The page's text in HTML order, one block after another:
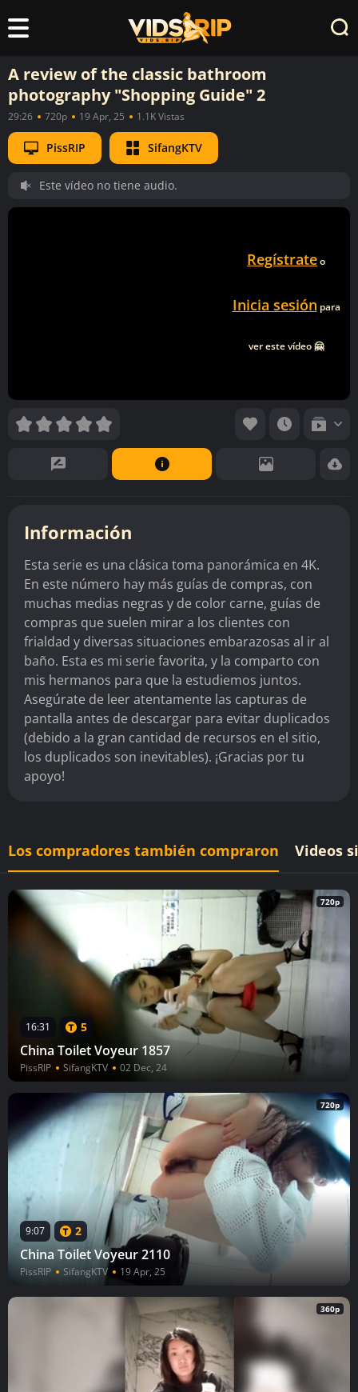
A review of the classic bathroom
photography "Shopping Guide" 2
29:26 720p 19 Apr, 25 1.1K Vistas
PissRIP SifangKTV
Este vídeo no tiene audio.
Regístrateo
Inicia sesión para
ver este vídeo 🤗
Información
Esta serie es una clásica toma panorámica en 4K.
En este número hay más guías de compras, con
muchas medias negras y de color carne, guías de
compras que suelen mirar a los clientes con
frialdad y diversas situaciones embarazosas al ir al
baño. Esta es mi serie favorita, y la comparto con
mis hermanos para que la estudiemos juntos.
Asegúrate de leer atentamente las capturas de
pantalla antes de descargar para evitar duplicados
(debido a la gran cantidad de recursos en el sitio,
los duplicados son inevitables). ¡Gracias por tu
apoyo!
Los compradores también compraron Videos
720p
16:31 5
China Toilet Voyeur 1857
PissRIP SifangKTV 02 Dec, 24
720p
9:07 2
China Toilet Voyeur 2110
PissRIP SifangKTV 19 Apr, 25
360p